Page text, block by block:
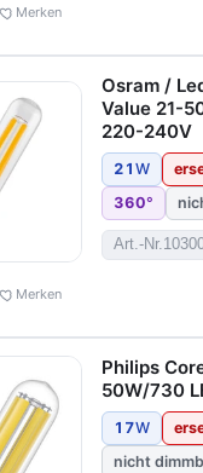
Merken
Merken
Osram /
Value 21-
220-240V
21 W
360°
Art.-Nr.
Philips
50W/730
17W
nicht